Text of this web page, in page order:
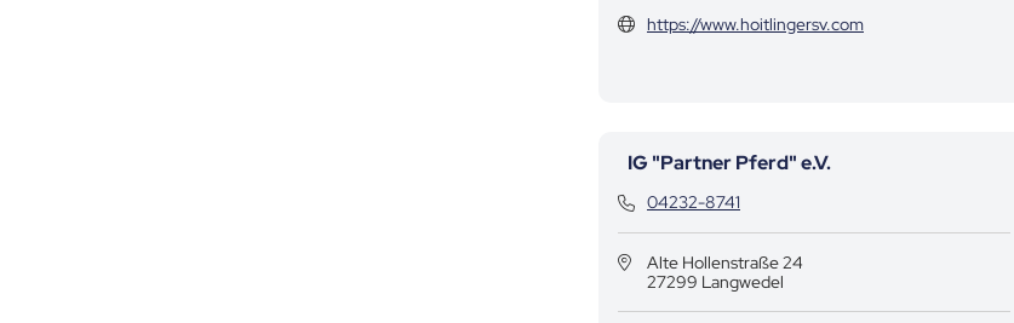
https://www.hoitlingersv.com
IG "Partner Pferd" e.V.
Kontaktdaten
04232-8741
Alte Hollenstraße 24
27299 Langwedel